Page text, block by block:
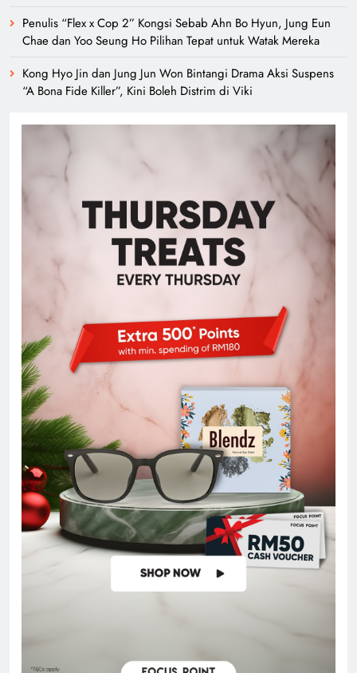
Penulis “Flex x Cop 2” Kongsi Sebab Ahn Bo Hyun, Jung Eun
Chae dan Yoo Seung Ho Pilihan Tepat untuk Watak Mereka
Kong Hyo Jin dan Jung Jun Won Bintangi Drama Aksi Suspens
“A Bona Fide Killer”, Kini Boleh Distrim di Viki